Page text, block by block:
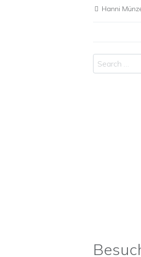
Hanni
Search